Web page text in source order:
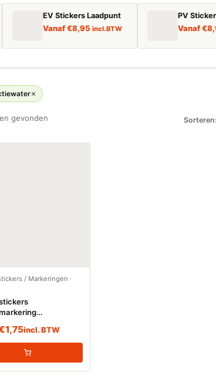
EV Stickers Laadpunt
Vanaf€8,95 incl. BTW
PV
Vanaf€
gevonden Sorteren:
/ Markeringen ·
1,75incl. BTW